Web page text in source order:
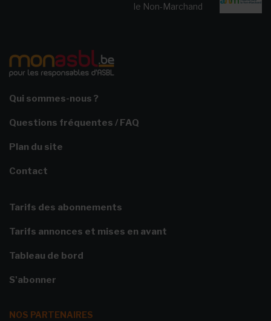
le Non-Marchand
Qui sommes-nous ?
Questions fréquentes / FAQ
Plan du site
Contact
Tarifs des abonnements
Tarifs annonces et mises en avant
Tableau de bord
S'abonner
NOS PARTENAIRES